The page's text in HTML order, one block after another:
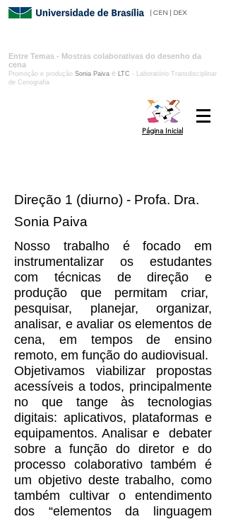
| CEN | DEX
Entre Temas​​ - Mostras colaborativas do desenho da
cena
Promoção e produção Sonia Paiva e LTC - Laboratório Transdisciplinar
de Cenografia
Página Inicial
Direção 1 (diurno) - Profa. Dra.
Sonia Paiva
Nosso trabalho é focado em
instrumentalizar os estudantes
com técnicas de direção e
produção que permitam criar,
pesquisar, planejar, organizar,
analisar, e avaliar os elementos de
cena, em tempos de ensino
remoto, em função do audiovisual.
Objetivamos viabilizar propostas
acessíveis a todos, principalmente
no que tange às tecnologias
digitais: aplicativos, plataformas e
equipamentos. Analisar e debater
sobre a função do diretor e do
processo colaborativo também é
um objetivo deste trabalho, como
também cultivar o entendimento
dos “elementos da linguagem